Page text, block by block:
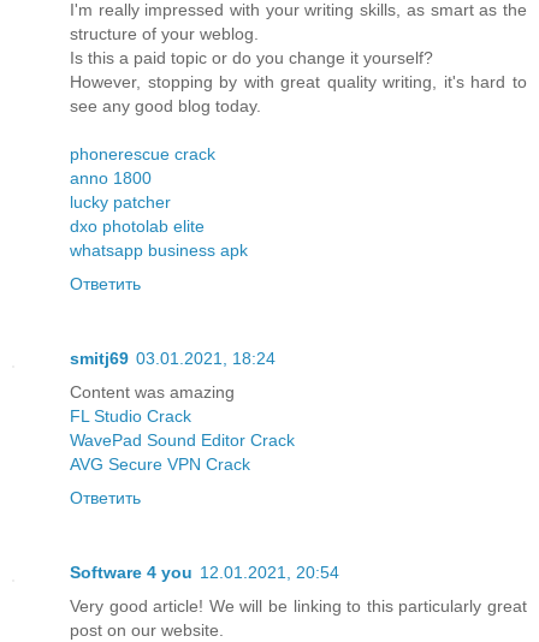
I'm really impressed with your writing skills, as smart as the
structure of your weblog.
Is this a paid topic or do you change it yourself?
However, stopping by with great quality writing, it's hard to
see any good blog today.
phonerescue crack
anno 1800
lucky patcher
dxo photolab elite
whatsapp business apk
Ответить
smitj69 03.01.2021, 18:24
Content was amazing
FL Studio Crack
WavePad Sound Editor Crack
AVG Secure VPN Crack
Ответить
Software 4 you 12.01.2021, 20:54
Very good article! We will be linking to this particularly great
post on our website.